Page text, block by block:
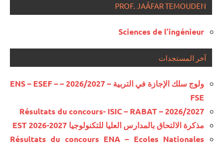
PROF. JAÂFAR TEMOUDEN
Sciences de l’ingénieur
آخر المستجدات
ولوج سلك الإجازة في التربية – 2026/2027 – ENS – ESEF –
FSE
Résultats du concours- ISIC – RABAT – 2026/2027
مذكرة الالتحاق بالمدارس العليا للتكنولوجيا EST 2026-2027
Résultats du concours ENA – Ecoles Nationales